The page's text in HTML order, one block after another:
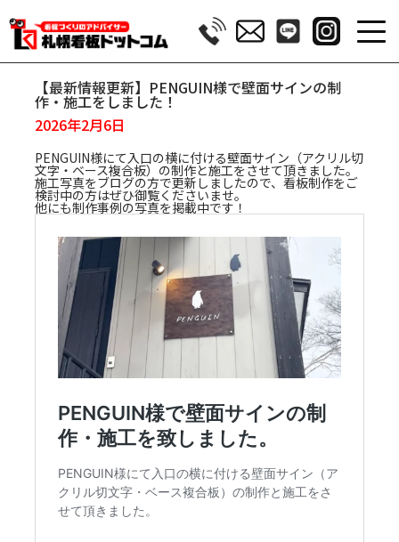
【最新情報更新】PENGUIN様で壁面サインの制
作・施工をしました！
2026年2月6日
PENGUIN様にて入口の横に付ける壁面サイン（アクリル切
文字・ベース複合板）の制作と施工をさせて頂きました。
施工写真をブログの方で更新しましたので、看板制作をご
検討中の方はぜひ御覧くださいませ。
他にも制作事例の写真を掲載中です！